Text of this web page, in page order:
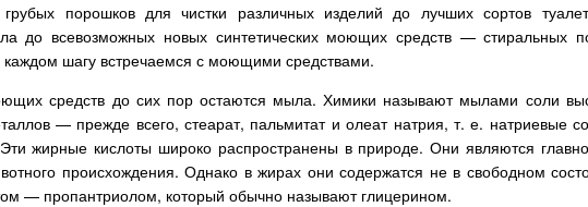
порошков для чистки различных изделий до лучших сортов
до всевозможных новых синтетических моющих средств — стиральных
шагу встречаемся с моющими средствами.
средств до сих пор остаются мыла. Химики называют мылами соли
— прежде всего, стеарат, пальмитат и олеат натрия, т. е. натриевые
жирные кислоты широко распространены в природе. Они являются
происхождения. Однако в жирах они содержатся не в свободном
— пропантриолом, который обычно называют глицерином.